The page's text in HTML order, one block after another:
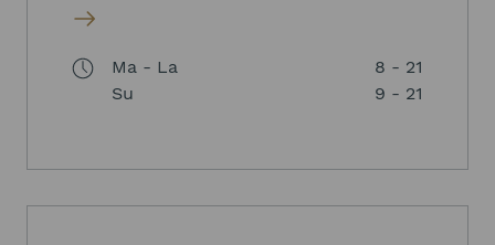
Ma - La
8 - 21
Su
9 - 21